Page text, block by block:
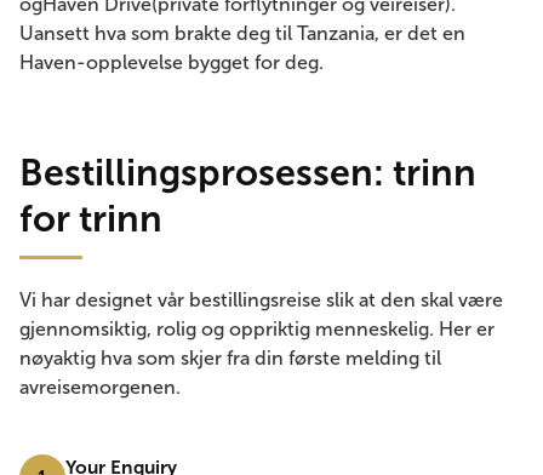
Uansett hva som brakte deg til Tanzania, er det en
Haven-opplevelse bygget for deg.
Bestillingsprosessen: trinn
for trinn
Vi har designet vår bestillingsreise slik at den skal være
gjennomsiktig, rolig og oppriktig menneskelig. Her er
nøyaktig hva som skjer fra din første melding til
avreisemorgenen.
Your Enquiry